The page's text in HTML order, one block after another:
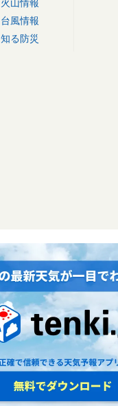
火山情報
台風情報
知る防災